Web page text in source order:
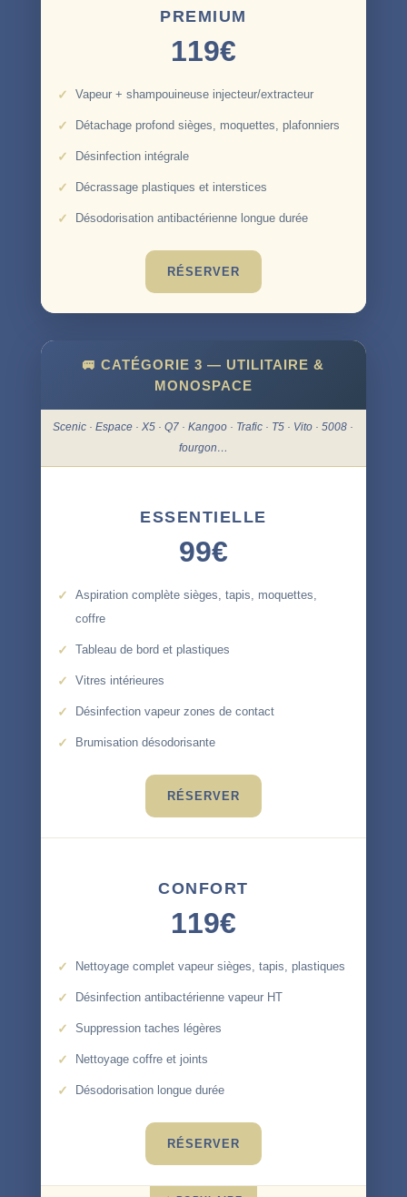
PREMIUM
119€
Vapeur + shampouineuse injecteur/extracteur
Détachage profond sièges, moquettes, plafonniers
Désinfection intégrale
Décrassage plastiques et interstices
Désodorisation antibactérienne longue durée
RÉSERVER
🚐 CATÉGORIE 3 — UTILITAIRE &
MONOSPACE
Scenic · Espace · X5 · Q7 · Kangoo · Trafic · T5 · Vito · 5008 ·
fourgon…
ESSENTIELLE
99€
Aspiration complète sièges, tapis, moquettes,
coffre
Tableau de bord et plastiques
Vitres intérieures
Désinfection vapeur zones de contact
Brumisation désodorisante
RÉSERVER
CONFORT
119€
Nettoyage complet vapeur sièges, tapis, plastiques
Désinfection antibactérienne vapeur HT
Suppression taches légères
Nettoyage coffre et joints
Désodorisation longue durée
RÉSERVER